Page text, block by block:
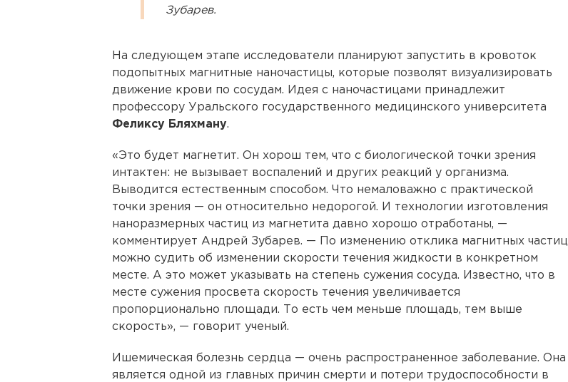
Зубарев.
На следующем этапе исследователи планируют запустить в кровоток
подопытных магнитные наночастицы, которые позволят визуализировать
движение крови по сосудам. Идея с наночастицами принадлежит
профессору Уральского государственного медицинского университета
Феликсу Бляхману.
«Это будет магнетит. Он хорош тем, что с биологической точки зрения
интактен: не вызывает воспалений и других реакций у организма.
Выводится естественным способом. Что немаловажно с практической
точки зрения — он относительно недорогой. И технологии изготовления
наноразмерных частиц из магнетита давно хорошо отработаны, —
комментирует Андрей Зубарев. — По изменению отклика магнитных частиц
можно судить об изменении скорости течения жидкости в конкретном
месте. А это может указывать на степень сужения сосуда. Известно, что в
месте сужения просвета скорость течения увеличивается
пропорционально площади. То есть чем меньше площадь, тем выше
скорость», — говорит ученый.
Ишемическая болезнь сердца — очень распространенное заболевание. Она
является одной из главных причин смерти и потери трудоспособности в